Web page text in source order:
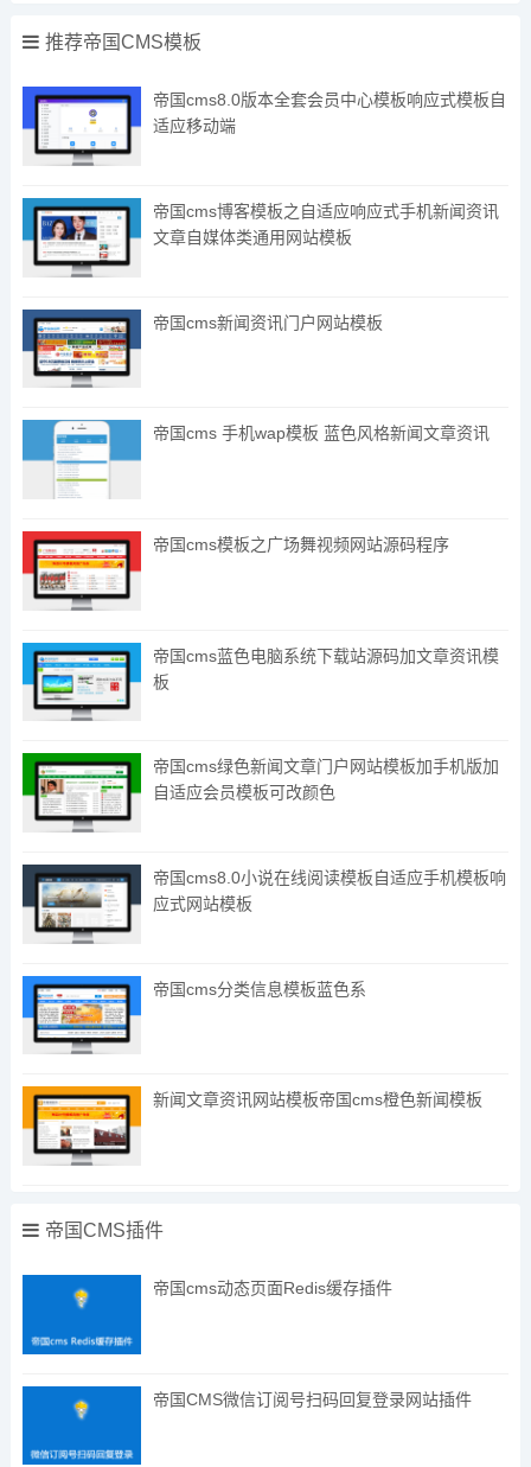
推荐帝国CMS模板
帝国cms8.0版本全套会员中心模板响应式模板自
适应移动端
帝国cms博客模板之自适应响应式手机新闻资讯
文章自媒体类通用网站模板
帝国cms新闻资讯门户网站模板
帝国cms 手机wap模板 蓝色风格新闻文章资讯
帝国cms模板之广场舞视频网站源码程序
帝国cms蓝色电脑系统下载站源码加文章资讯模
板
帝国cms绿色新闻文章门户网站模板加手机版加
自适应会员模板可改颜色
帝国cms8.0小说在线阅读模板自适应手机模板响
应式网站模板
帝国cms分类信息模板蓝色系
新闻文章资讯网站模板帝国cms橙色新闻模板
帝国CMS插件
帝国cms动态页面Redis缓存插件
帝国CMS微信订阅号扫码回复登录网站插件